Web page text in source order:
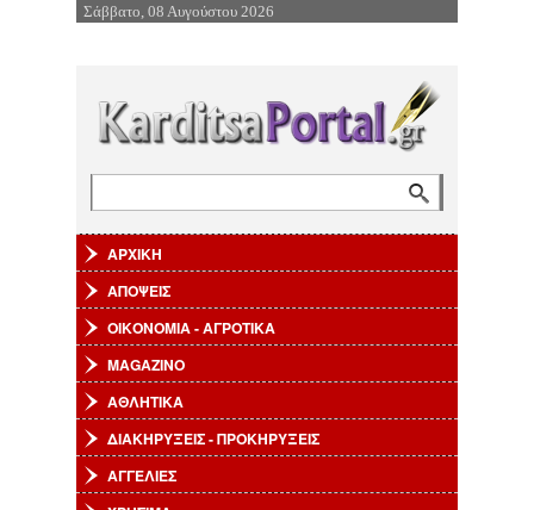
Επιστροφή στην Πλοήγηση
Σάββατο, 08 Αυγούστου 2026
ΑΡΧΙΚΗ
ΑΠΟΨΕΙΣ
ΟΙΚΟΝΟΜΙΑ - ΑΓΡΟΤΙΚΑ
MAGAZINO
ΑΘΛΗΤΙΚΑ
ΔΙΑΚΗΡΥΞΕΙΣ - ΠΡΟΚΗΡΥΞΕΙΣ
ΑΓΓΕΛΙΕΣ